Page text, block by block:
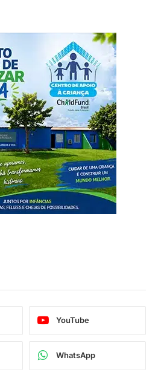
YouTube
WhatsApp